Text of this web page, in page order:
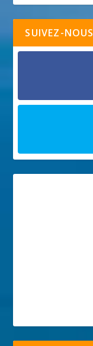
SUIVEZ-NOUS